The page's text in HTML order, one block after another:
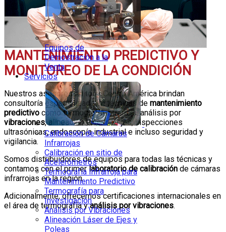
Equipos de
Demostración a la
Venta
Servicios
Calibración de Cámaras
Infrarrojas
Calibración en sitio de
Acelerómetros
Termografía Infrarroja para
Mantenimiento Predictivo
Termografía para
Investigación
Análisis por Vibraciones
Alineación Láser de Ejes y
Poleas
MANTENIMIENTO PREDICTIVO Y
MONITOREO DE LA CONDICIÓN
Nuestros asesores en toda Centro América brindan
consultoría especializada en técnicas de mantenimiento
predictivo comotermografíainfrarroja, análisis por
vibraciones,alineación láserde ejes, inspecciones
ultrasónicas, endoscopía industrial e incluso seguridad y
vigilancia.
Somos distribuidores de equipos para todas las técnicas y
contamos con el primerlaboratorio de calibración de cámaras
infrarrojas en la región.
Adicionalmente, ofrecemos certificaciones internacionales en
el área de termografía yanálisis por vibraciones.